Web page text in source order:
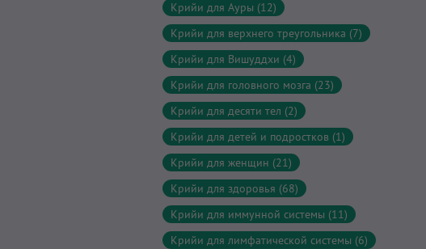
Крийи для Ауры (12)
Крийи для верхнего треугольника (7)
Крийи для Вишуддхи (4)
Крийи для головного мозга (23)
Крийи для десяти тел (2)
Крийи для детей и подростков (1)
Крийи для женщин (21)
Крийи для здоровья (68)
Крийи для иммунной системы (11)
Крийи для лимфатической системы (6)